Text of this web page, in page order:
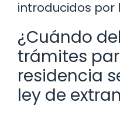
introducidos por
¿Cuándo
trámites
residencia
ley de